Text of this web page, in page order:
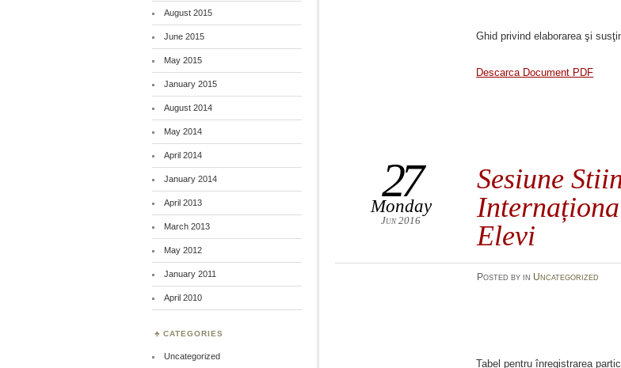
Ghid privind elaborarea şi
Descarca Document PDF
Sesiune
Elevi
27
Monday
Jun 2016
Posted by in Uncategorized
Tabel pentru înregistrarea
August 2015
June 2015
May 2015
January 2015
August 2014
May 2014
April 2014
January 2014
April 2013
March 2013
May 2012
January 2011
April 2010
CATEGORIES
Uncategorized